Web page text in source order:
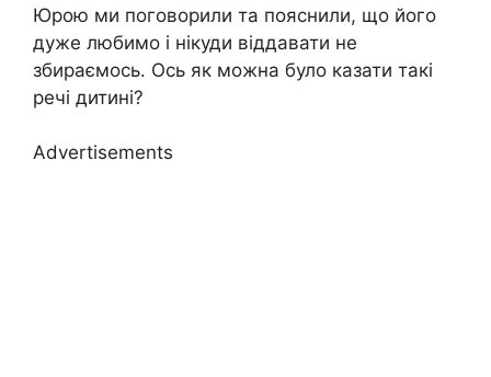
Юрою ми поговорили та пояснили, що його
дуже любимо і нікуди віддавати не
збираємось. Ось як можна було казати такі
речі дитині?
Advertisements